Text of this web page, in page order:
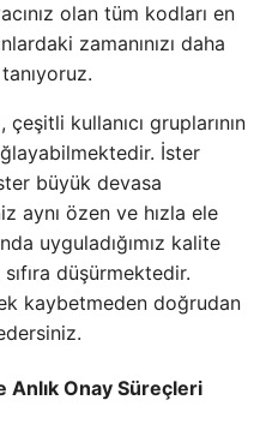
olan tüm kodları en
zamanınızı daha
kullanıcı gruplarının
İster
büyük devasa
aynı özen ve hızla ele
uyguladığımız kalite
düşürmektedir.
kaybetmeden doğrudan
Anlık Onay Süreçleri